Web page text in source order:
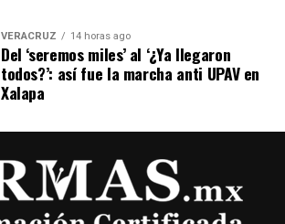
VERACRUZ 14 horas ago
Del ‘seremos miles’ al ‘¿Ya llegaron
todos?’: así fue la marcha anti UPAV en
Xalapa